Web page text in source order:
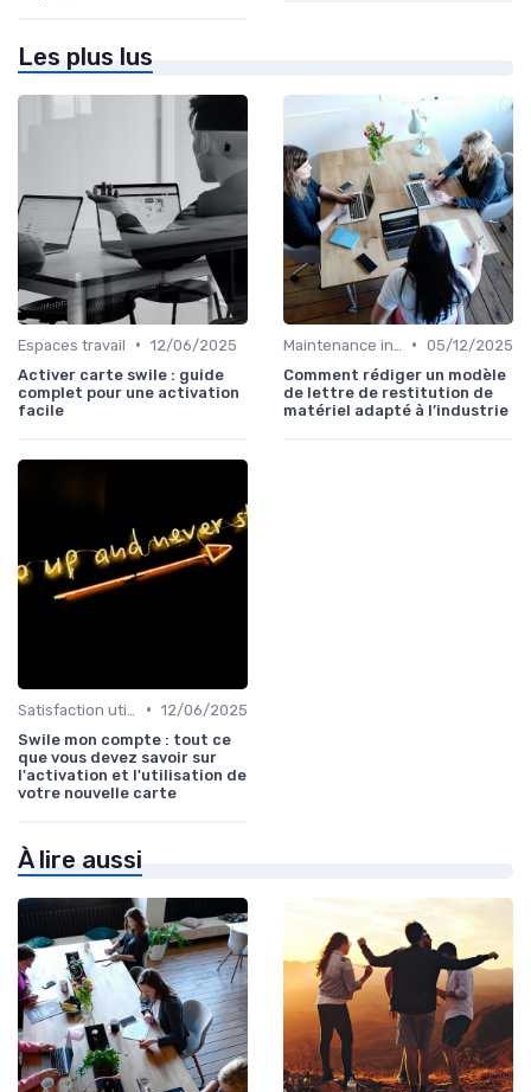
Les plus lus
Espaces travail • 12/06/2025
Activer carte swile : guide
complet pour une activation
facile
• 05/12/2025
Comment rédiger un modèle
de lettre de restitution de
matériel adapté à l’industrie
• 12/06/2025
Swile mon compte : tout ce
que vous devez savoir sur
l'activation et l'utilisation de
votre nouvelle carte
À lire aussi